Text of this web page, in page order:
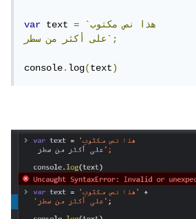
var text = `هذا نص
مكتوب
على
أكثر من سطر`;
console.log(text)